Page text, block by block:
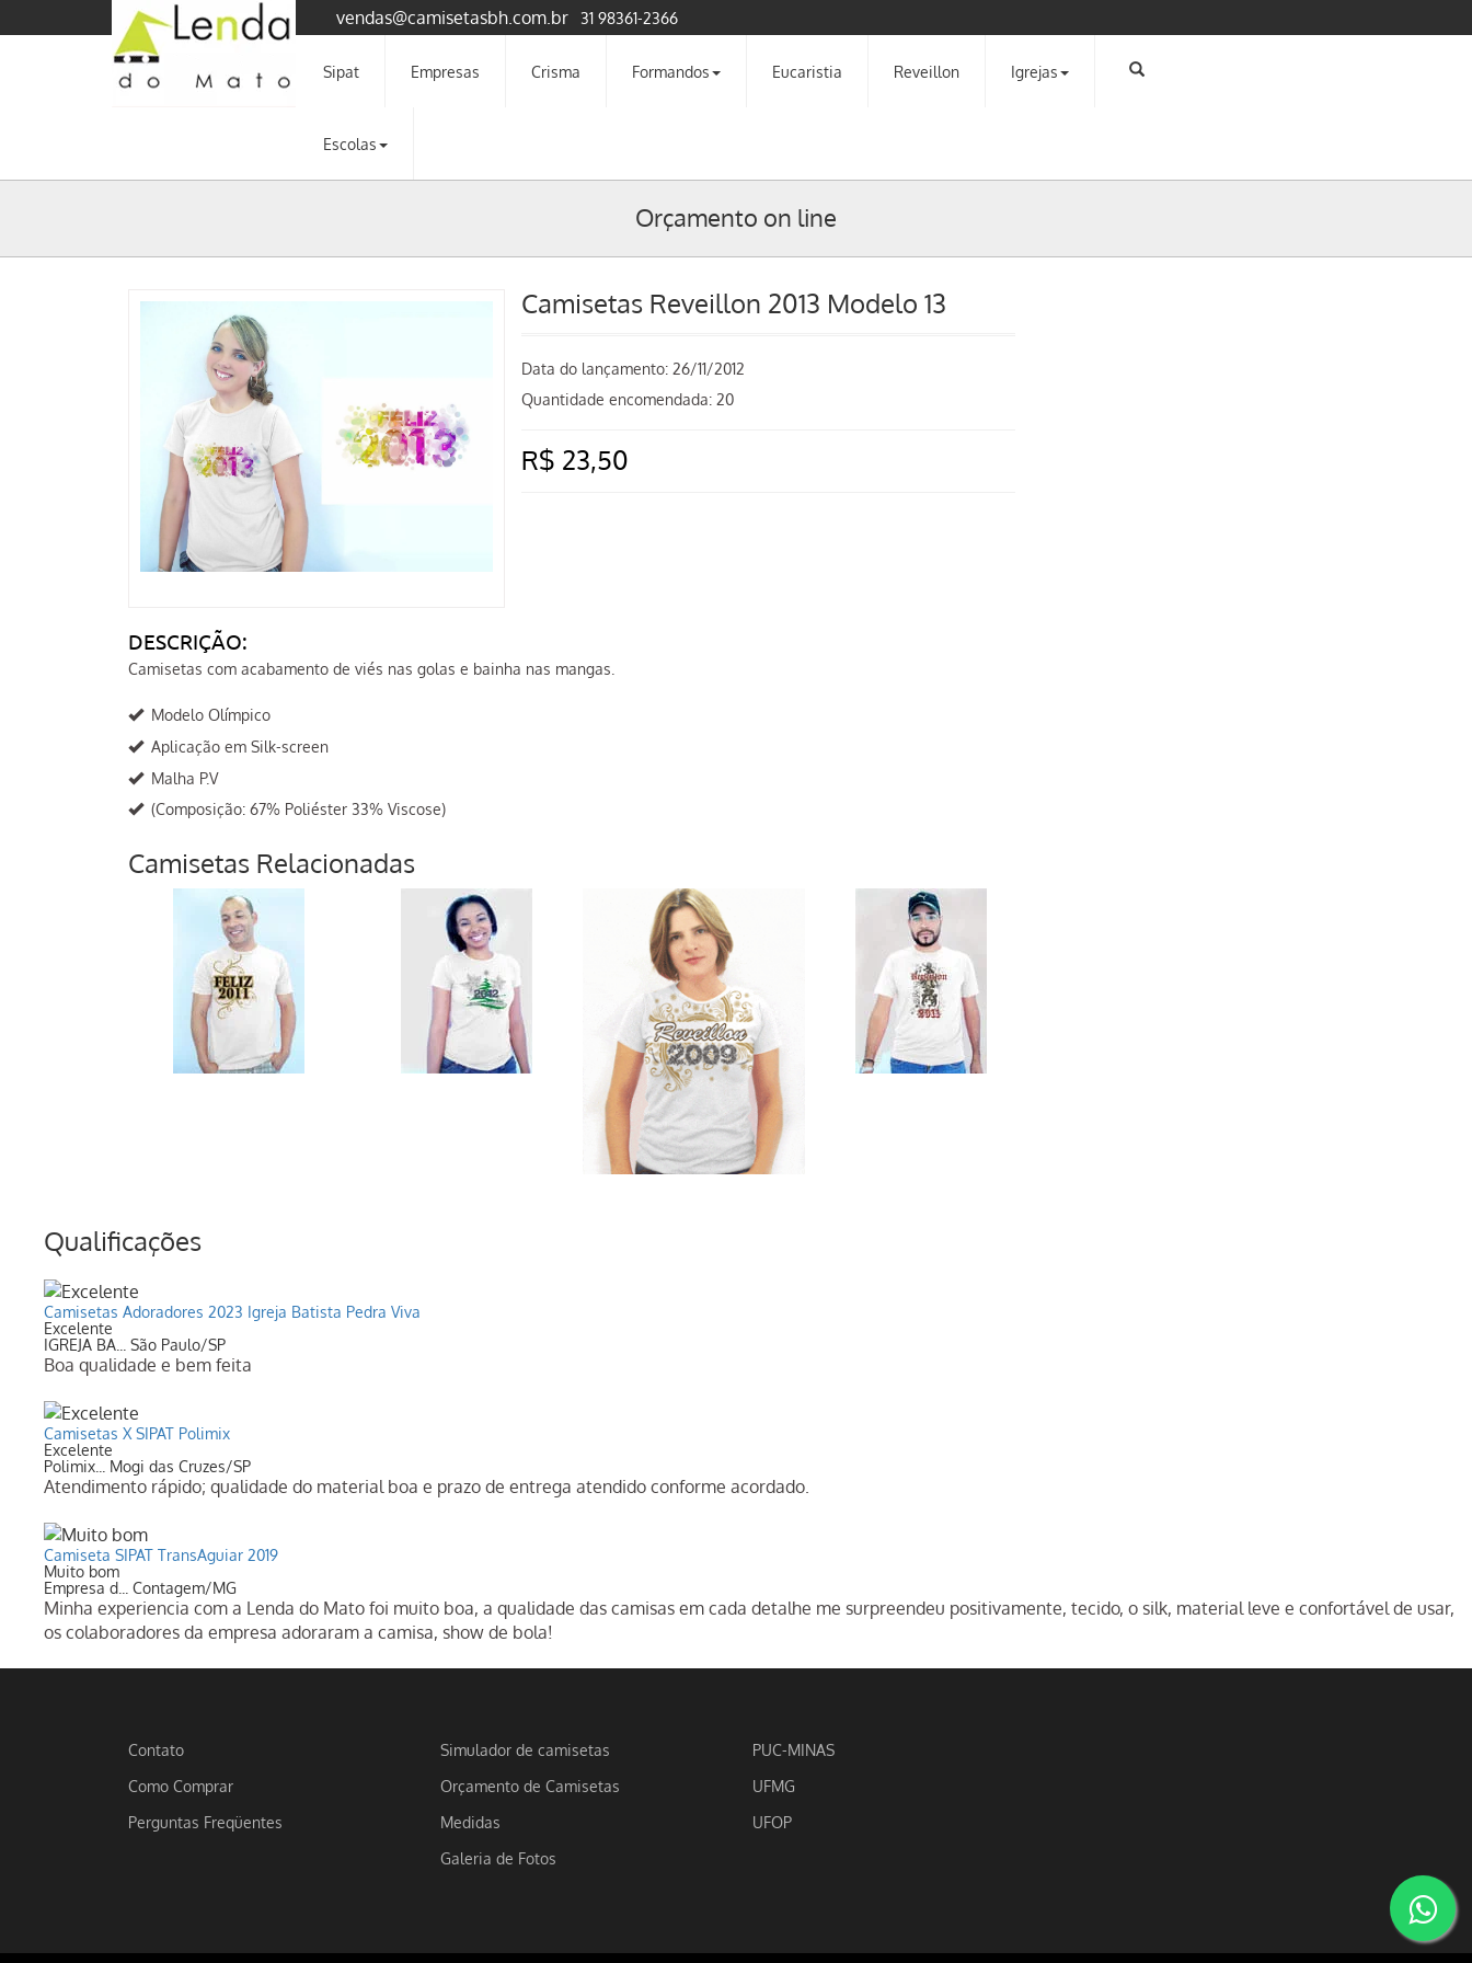
vendas@camisetasbh.com.br 31 98361-2366
Sipat Empresas Crisma Formandos Eucaristia Reveillon Igrejas
Escolas
Orçamento on line
Camisetas Reveillon 2013 Modelo 13
Data do lançamento: 26/11/2012
Quantidade encomendada: 20
R$ 23,50
DESCRIÇÃO:
Camisetas com acabamento de viés nas golas e bainha nas mangas.
Modelo Olímpico
Aplicação em Silk-screen
Malha P.V
(Composição: 67% Poliéster 33% Viscose)
Camisetas Relacionadas
Qualificações
Camisetas Adoradores 2023 Igreja Batista Pedra Viva
Excelente
IGREJA BA... São Paulo/SP
Boa qualidade e bem feita
Camisetas X SIPAT Polimix
Excelente
Polimix... Mogi das Cruzes/SP
Atendimento rápido; qualidade do material boa e prazo de entrega atendido conforme acordado.
Camiseta SIPAT TransAguiar 2019
Muito bom
Empresa d... Contagem/MG
Minha experiencia com a Lenda do Mato foi muito boa, a qualidade das camisas em cada detalhe me surpreendeu positivamente, tecido, o silk, material leve e confortável de usar,
os colaboradores da empresa adoraram a camisa, show de bola!
Contato
Como Comprar
Perguntas Freqüentes
Simulador de camisetas
Orçamento de Camisetas
Medidas
Galeria de Fotos
PUC-MINAS
UFMG
UFOP